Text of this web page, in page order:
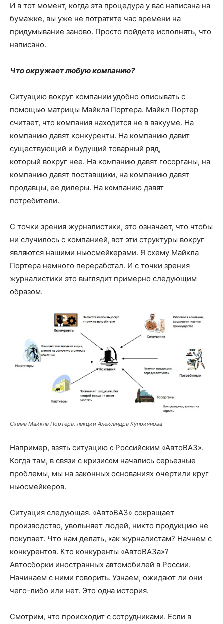
И в тот момент, когда эта процедура у вас написана на
бумажке, вы уже не потратите час времени на
придумывание заново. Просто пойдете исполнять, что
написано.
Что окружает любую компанию?
Ситуацию вокруг компании удобно описывать с
помощью матрицы Майкла Портера. Майкл Портер
считает, что компания находится не в вакууме. На
компанию давят конкуренты. На компанию давит
существующий и будущий товарный ряд,
который вокруг нее. На компанию давят госорганы, на
компанию давят поставщики, на компанию давят
продавцы, ее дилеры. На компанию давят
потребители.
С точки зрения журналистики, это означает, что чтобы
ни случилось с компанией, вот эти структуры вокруг
являются нашими ньюсмейкерами. Я схему Майкла
Портера немного переработал. И с точки зрения
журналистики это выглядит примерно следующим
образом.
Схема Майкла Портера, лекции Александра Куприянова
Например, взять ситуацию с Российским «АвтоВАЗ».
Когда там, в связи с кризисом начались серьезные
проблемы, мы на законных основаниях очертили круг
ньюсмейкеров.
Ситуация следующая. «АвтоВАЗ» сокращает
производство, увольняет людей, никто продукцию не
покупает. Что нам делать, как журналистам? Начнем с
конкурентов. Кто конкуренты «АвтоВАЗа»?
Автосборки иностранных автомобилей в России.
Начинаем с ними говорить. Узнаем, ожидают ли они
чего-либо или нет. Это одна история.
Смотрим, что происходит с сотрудниками. Если в